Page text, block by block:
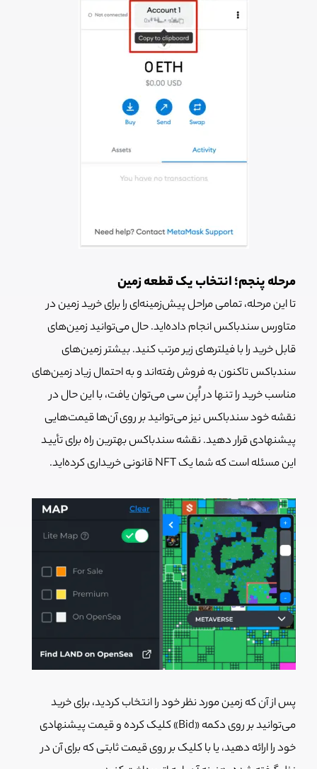
مرحله پنجم؛ انتخاب یک قطعه زمین
تا این مرحله، تمامی مراحل پیش‌زمینه‌ای را برای خرید زمین در
متاورس سندباکس انجام داده‌اید. حال می‌توانید زمین‌های
قابل خرید را با فیلترهای زیر مرتب کنید. بیشتر زمین‌های
سندباکس تاکنون به فروش رفته‌اند و به احتمال زیاد زمین‌های
مناسب خرید را تنها در اُپن سی می‌توان یافت، با این حال در
نقشه خود سندباکس نیز می‌توانید بر روی آن‌ها قیمت‌هایی
پیشنهادی قرار دهید. نقشه سندباکس بهترین راه برای تأیید
این مسئله است که شما یک NFT قانونی خریداری کرده‌اید.
پس از آن که زمین مورد نظر خود را انتخاب کردید، برای خرید
می‌توانید بر روی دکمه «Bid» کلیک کرده و قیمت پیشنهادی
خود را ارائه دهید، یا با کلیک بر روی قیمت ثابتی که برای آن در